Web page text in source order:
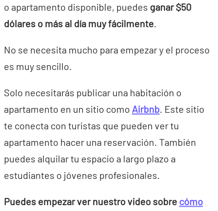
o apartamento disponible, puedes ganar $50
dólares o más al día muy fácilmente.
No se necesita mucho para empezar y el proceso
es muy sencillo.
Solo necesitarás publicar una habitación o
apartamento en un sitio como Airbnb. Este sitio
te conecta con turistas que pueden ver tu
apartamento hacer una reservación. También
puedes alquilar tu espacio a largo plazo a
estudiantes o jóvenes profesionales.
Puedes empezar ver nuestro video sobre cómo